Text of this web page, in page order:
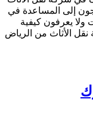
إلى المساعدة في
ولا يعرفون كيفية
نقل الأثاث من الرياض